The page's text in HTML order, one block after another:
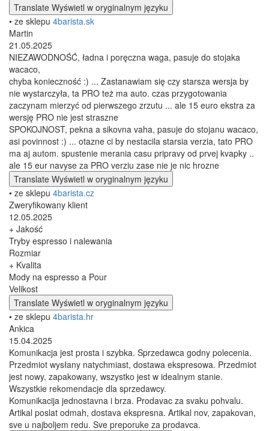
Translate Wyświetl w oryginalnym języku
• ze sklepu 4barista.sk
Martin
21.05.2025
NIEZAWODNOŚĆ, ładna i poręczna waga, pasuje do stojaka
wacaco,
chyba konieczność :) ... Zastanawiam się czy starsza wersja by
nie wystarczyła, ta PRO też ma auto. czas przygotowania
zaczynam mierzyć od pierwszego zrzutu ... ale 15 euro ekstra za
wersję PRO nie jest straszne
SPOKOJNOST, pekna a sikovna vaha, pasuje do stojanu wacaco,
asi povinnost :) ... otazne ci by nestacila starsia verzia, tato PRO
ma aj autom. spustenie merania casu pripravy od prvej kvapky ..
ale 15 eur navyse za PRO verziu zase nie je nic hrozne
Translate Wyświetl w oryginalnym języku
• ze sklepu 4barista.cz
Zweryfikowany klient
12.05.2025
+ Jakość
Tryby espresso i nalewania
Rozmiar
+ Kvalita
Mody na espresso a Pour
Velikost
Translate Wyświetl w oryginalnym języku
• ze sklepu 4barista.hr
Ankica
15.04.2025
Komunikacja jest prosta i szybka. Sprzedawca godny polecenia.
Przedmiot wysłany natychmiast, dostawa ekspresowa. Przedmiot
jest nowy, zapakowany, wszystko jest w idealnym stanie.
Wszystkie rekomendacje dla sprzedawcy.
Komunikacija jednostavna i brza. Prodavac za svaku pohvalu.
Artikal poslat odmah, dostava ekspresna. Artikal nov, zapakovan,
sve u najboljem redu. Sve preporuke za prodavca.